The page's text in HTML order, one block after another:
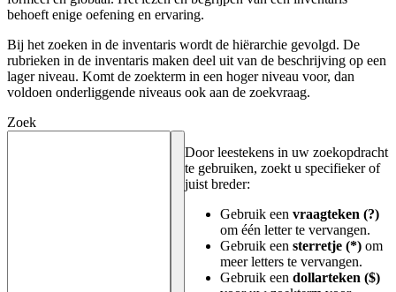
behoeft enige oefening en ervaring.
Bij het zoeken in de inventaris wordt de hiërarchie gevolgd. De
rubrieken in de inventaris maken deel uit van de beschrijving op een
lager niveau. Komt de zoekterm in een hoger niveau voor, dan
voldoen onderliggende niveaus ook aan de zoekvraag.
Zoek
Door leestekens in uw zoekopdracht
te gebruiken, zoekt u specifieker of
juist breder:
Gebruik een vraagteken (?)
om één letter te vervangen.
Gebruik een sterretje (*) om
meer letters te vervangen.
Gebruik een dollarteken ($)